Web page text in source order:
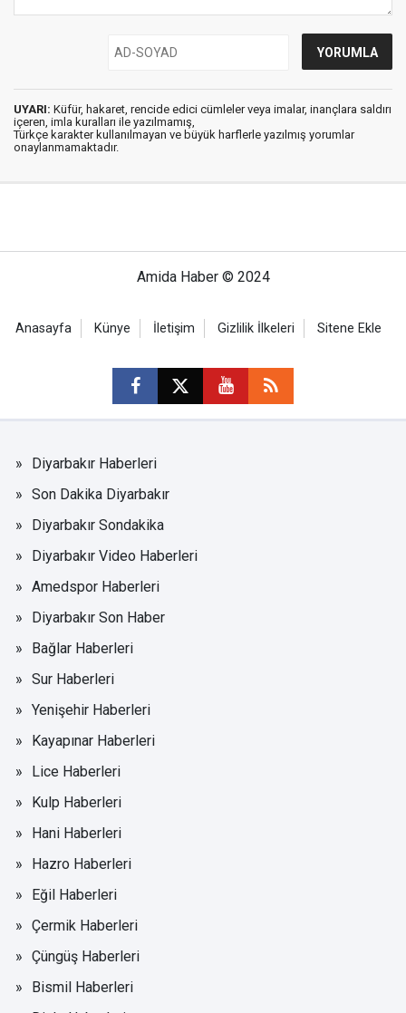
UYARI: Küfür, hakaret, rencide edici cümleler veya imalar, inançlara saldırı
içeren, imla kuralları ile yazılmamış,
Türkçe karakter kullanılmayan ve büyük harflerle yazılmış yorumlar
onaylanmamaktadır.
Amida Haber © 2024
Anasayfa Künye İletişim Gizlilik İlkeleri Sitene Ekle
Diyarbakır Haberleri
Son Dakika Diyarbakır
Diyarbakır Sondakika
Diyarbakır Video Haberleri
Amedspor Haberleri
Diyarbakır Son Haber
Bağlar Haberleri
Sur Haberleri
Yenişehir Haberleri
Kayapınar Haberleri
Lice Haberleri
Kulp Haberleri
Hani Haberleri
Hazro Haberleri
Eğil Haberleri
Çermik Haberleri
Çüngüş Haberleri
Bismil Haberleri